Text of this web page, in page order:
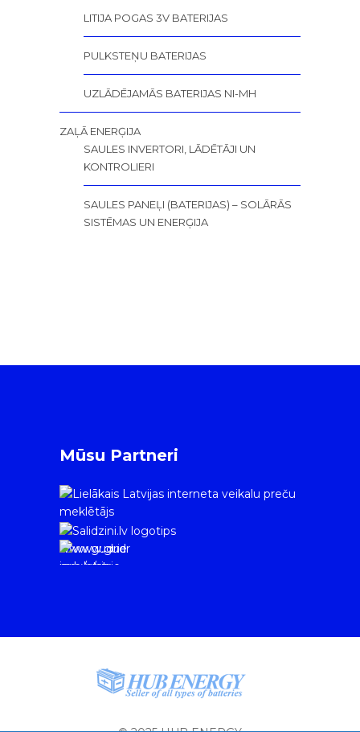
LITIJA POGAS 3V BATERIJAS
PULKSTEŅU BATERIJAS
UZLĀDĒJAMĀS BATERIJAS NI-MH
ZAĻĀ ENERĢIJA
SAULES INVERTORI, LĀDĒTĀJI UN
KONTROLIERI
SAULES PANEĻI (BATERIJAS) – SOLĀRĀS
SISTĒMAS UN ENERĢIJA
Mūsu Partneri
www.gudrie
m.lv/atrie-